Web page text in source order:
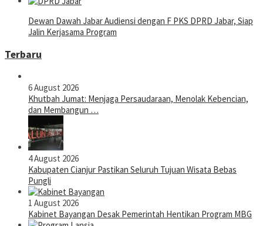
Dewan Dawah Jabar Audiensi dengan F PKS DPRD Jabar, Siap
Jalin Kerjasama Program
Terbaru
6 August 2026
Khutbah Jumat: Menjaga Persaudaraan, Menolak Kebencian,
dan Membangun …
4 August 2026
Kabupaten Cianjur Pastikan Seluruh Tujuan Wisata Bebas
Pungli
1 August 2026
Kabinet Bayangan Desak Pemerintah Hentikan Program MBG